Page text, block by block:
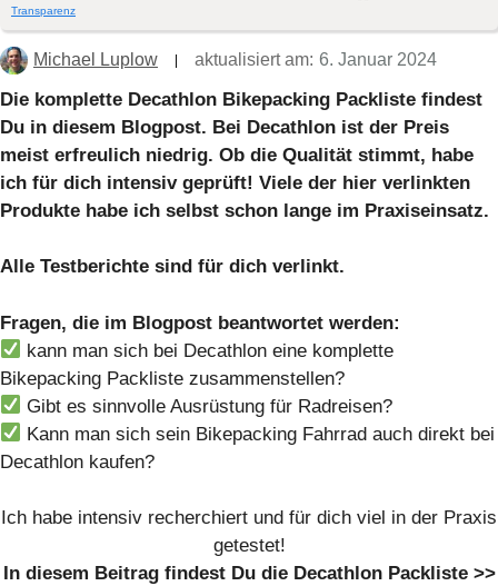
Transparenz
Michael Luplow aktualisiert am: 6. Januar 2024
Die komplette Decathlon Bikepacking Packliste findest
Du in diesem Blogpost. Bei Decathlon ist der Preis
meist erfreulich niedrig. Ob die Qualität stimmt, habe
ich für dich intensiv geprüft! Viele der hier verlinkten
Produkte habe ich selbst schon lange im Praxiseinsatz.
Alle Testberichte sind für dich verlinkt.
Fragen, die im Blogpost beantwortet werden:
kann man sich bei Decathlon eine komplette
Bikepacking Packliste zusammenstellen?
Gibt es sinnvolle Ausrüstung für Radreisen?
Kann man sich sein Bikepacking Fahrrad auch direkt bei
Decathlon kaufen?
Ich habe intensiv recherchiert und für dich viel in der Praxis
getestet!
In diesem Beitrag findest Du die Decathlon Packliste >>